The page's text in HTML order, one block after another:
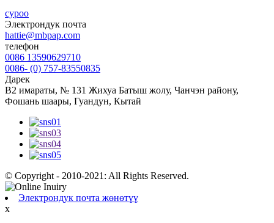
суроо
Электрондук почта
hattie@mbpap.com
телефон
0086 13590629710
0086- (0) 757-83550835
Дарек
B2 имараты, № 131 Жихуа Батыш жолу, Чанчэн району,
Фошань шаары, Гуандун, Кытай
© Copyright - 2010-2021: All Rights Reserved.
Электрондук почта жөнөтүү
x